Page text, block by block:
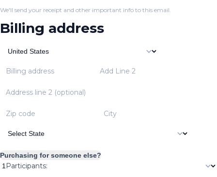
We'll send your receipt and other important info to this email.
Billing address
Billing address Add Line 2
Address line 2 (optional)
Zip code City
Purchasing for someone else?
Participants: